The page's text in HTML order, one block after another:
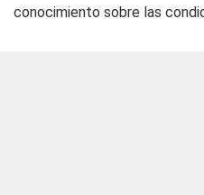
conocimiento sobre las